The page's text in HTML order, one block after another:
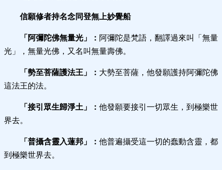
信願修者持名念同登無上妙覺船
「阿彌陀佛無量光」： 阿彌陀是梵語，翻譯過來叫「無量
光」，無量光佛，又名叫無量壽佛。
「勢至菩薩護法王」： 大勢至菩薩，他發願護持阿彌陀佛
這法王的法。
「接引眾生歸淨土」： 他發願要接引一切眾生，到極樂世
界去。
「普攝含靈入蓮邦」： 他普遍攝受這一切的蠢動含靈，都
到極樂世界去。